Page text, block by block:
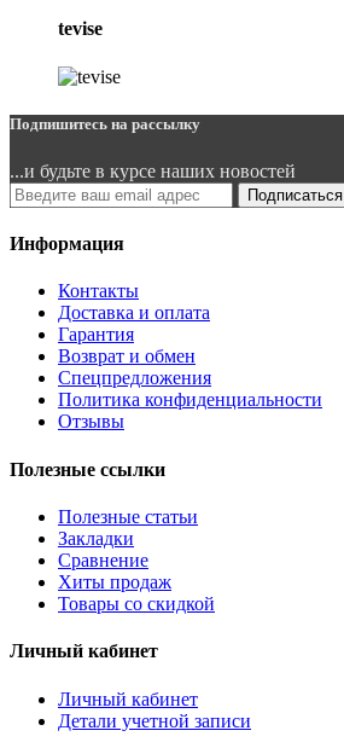
tevise
Подпишитесь на рассылку
...и будьте в курсе наших новостей
Подписаться
Информация
Контакты
Доставка и оплата
Гарантия
Возврат и обмен
Спецпредложения
Политика конфиденциальности
Отзывы
Полезные ссылки
Полезные статьи
Закладки
Сравнение
Хиты продаж
Товары со скидкой
Личный кабинет
Личный кабинет
Детали учетной записи